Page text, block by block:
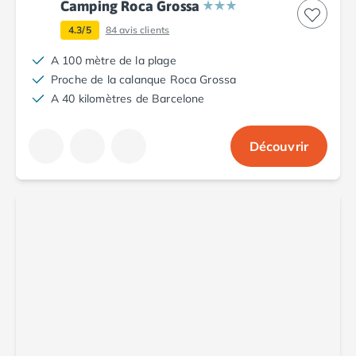
Camping bord de mer
Camping Bord de Rivière
Camping en bord de lac
Camping Tohapi agréés VACAF
Par destination
Camping Roca Grossa
4.3/5 84avis clients
A 100 mètre de la plage
Proche de la calanque Roca Grossa
A 40 kilomètres de Barcelone
Découvrir